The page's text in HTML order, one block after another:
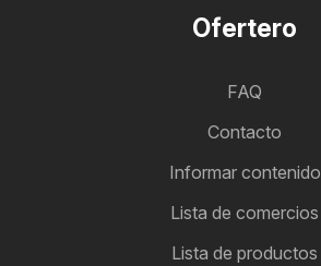
Ofertero
FAQ
Contacto
Informar contenido
Lista de comercios
Lista de productos